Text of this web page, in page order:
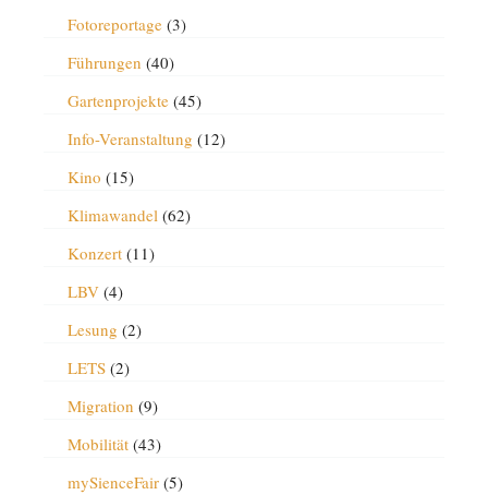
Fotoreportage(3)
Führungen (40)
Gartenprojekte(45)
Info-Veranstaltung (12)
Kino (15)
Klimawandel(62)
Konzert(11)
LBV(4)
Lesung (2)
LETS(2)
Migration (9)
Mobilität(43)
mySienceFair(5)